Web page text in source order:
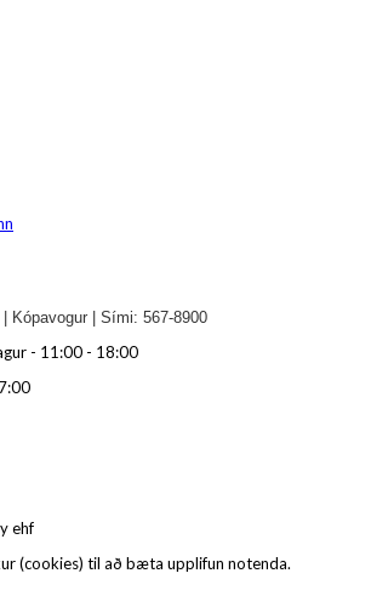
Kópavogur | Sími: 567-8900
- 11:00 - 18:00
ehf
(cookies) til að bæta upplifun notenda.